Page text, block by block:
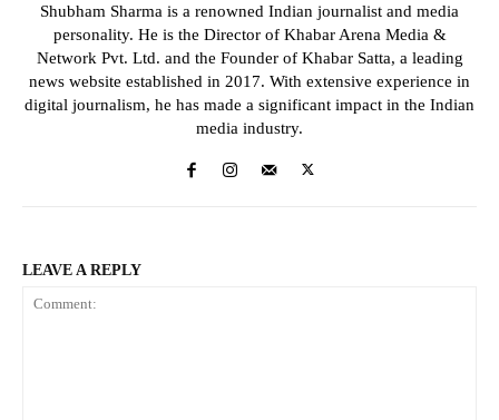
Shubham Sharma is a renowned Indian journalist and media
personality. He is the Director of Khabar Arena Media &
Network Pvt. Ltd. and the Founder of Khabar Satta, a leading
news website established in 2017. With extensive experience in
digital journalism, he has made a significant impact in the Indian
media industry.
LEAVE A REPLY